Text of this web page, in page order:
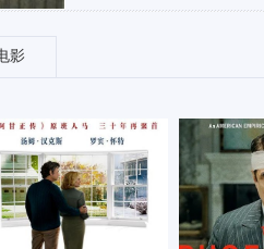
影